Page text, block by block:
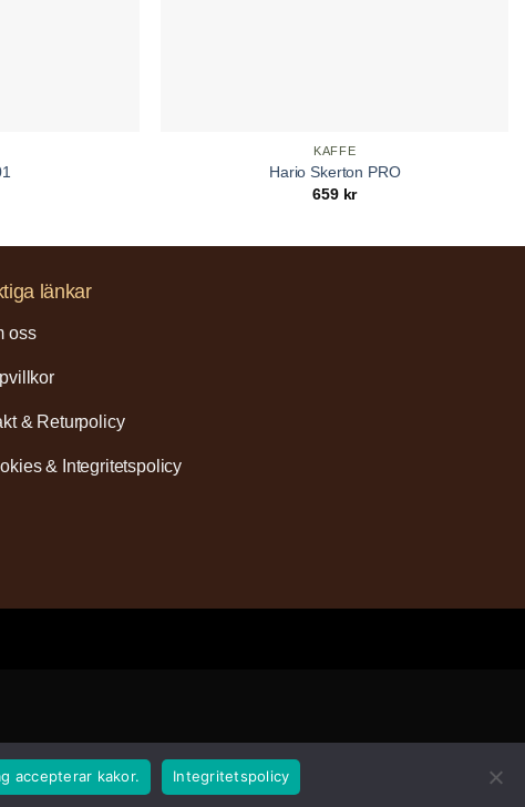
KAFFE
Hario Skerton PRO
659 kr
länkar
oss
& Returpolicy
& Integritetspolicy
accepterar kakor. Integritetspolicy